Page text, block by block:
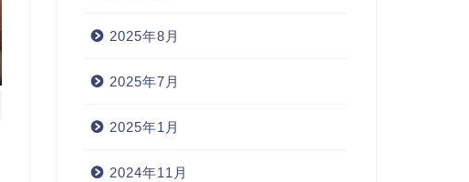
2025年8月
2025年7月
2025年1月
2024年11月